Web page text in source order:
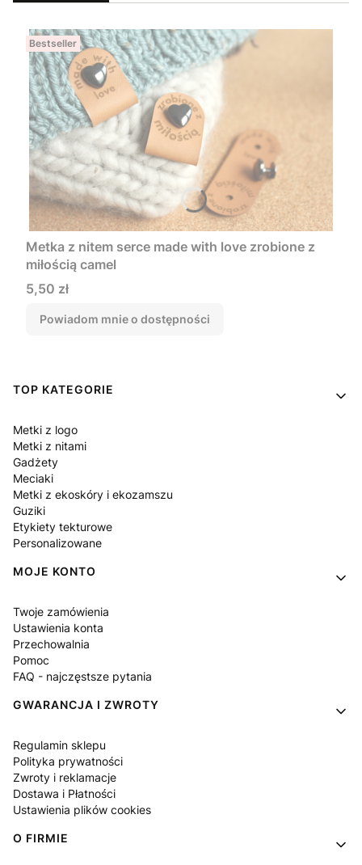
Bestseller
Metka z nitem serce made with love zrobione z
miłością camel
Cena
5,50 zł
Powiadom mnie o dostępności
Linki w stopce
TOP KATEGORIE
Metki z logo
Metki z nitami
Gadżety
Meciaki
Metki z ekoskóry i ekozamszu
Guziki
Etykiety tekturowe
Personalizowane
MOJE KONTO
Twoje zamówienia
Ustawienia konta
Przechowalnia
Pomoc
FAQ - najczęstsze pytania
GWARANCJA I ZWROTY
Regulamin sklepu
Polityka prywatności
Zwroty i reklamacje
Dostawa i Płatności
Ustawienia plików cookies
O FIRMIE